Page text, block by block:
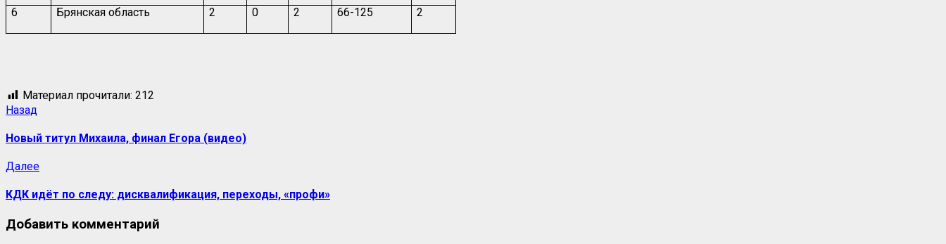
6 Брянская область 2 0 2 66-125 2
Материал прочитали: 212
Навигация
записи
Назад
Новый титул Михаила, финал Егора (видео)
ДалееСледующая
КДК идёт по следу: дисквалификация, переходы, «профи»
Добавить комментарий